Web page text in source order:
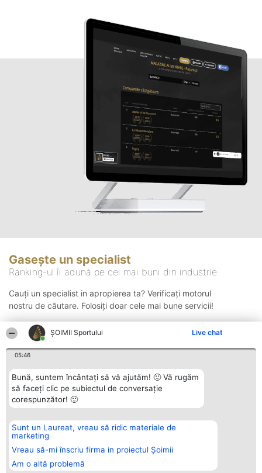
ȘOIMII Sportului Live chat
05:46
Bună, suntem încântați să vă ajutăm! 🙂 Vă rugăm
să faceți clic pe subiectul de conversație
corespunzător! 🙂
Sunt un Laureat, vreau să ridic materiale de
marketing
Vreau să-mi înscriu firma in proiectul Șoimii
Am o altă problemă
Gasește un specialist
Ranking-ul îi adună pe cei mai buni din industrie
Cauți un specialist in apropierea ta? Verificați motorul
nostru de căutare. Folosiți doar cele mai bune servicii!
Organizator Ranking
BRIGHT SOLUTIONS BR SRL
Aleea Timisul De Sus 2 Bl. A30
Sc. A Et. 4 Ap. 13 Cod 061952
București
Plebiscyt
Lista Tuturor
Laureaților
Contact